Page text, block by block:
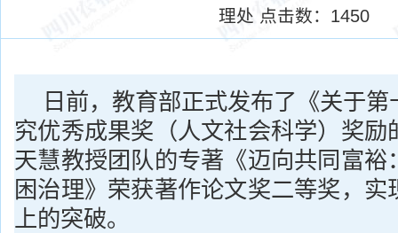
理处 点击数： 1450
日前，教育部正式发布了《关于
究优秀成果奖（人文社会科学）奖励
天慧教授团队的专著《迈向共同富裕
困治理》荣获著作论文奖二等奖，实
上的突破。